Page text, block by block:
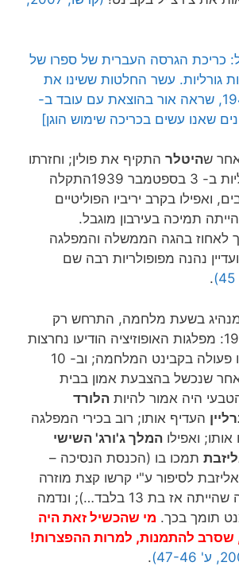
כריכת הגרסה העברית של ספרו של
גורליות. עשר החלטות ששינו את
העולם 1941-1940, שראה אור בהוצאת עם עובד ב-
שהיטלר התקיף את פולין; וחזרתו
למשרד האדמירליות ב- 3 בספטמבר 1939התקלה
ואפילו בקרב יריביו הפוליטיים
תמיכה בעירבון מוגבל.
לאחוז בהגה הממשלה והמפלגה
נהנה מפופולריות רבה שם
.
בשעת מלחמה, התרחש רק
בראשית מאי 1940: מפלגות האופוזיציה הודיעו נחרצות
כי לא ישתפו איתו פעולה בקבינט המלחמה; וב- 10
שנכשל בהצבעת אמון בבית
היה אמור להיות הלורד
העדיף אותו; רוב בכירי המפלגה
ואפילו המלך ג'ורג' השישי
תמכו בו (הכנסת הנסיכה –
לסיפור ע"י קרשו קצת מוזרה
בהתחשב בעובדה שהייתה אז בת 13 בלבד…); ונדמה
תומך בכך. מי שהכשיל זאת היה
שסרב להתמנות, למרות ההפצרות!
.